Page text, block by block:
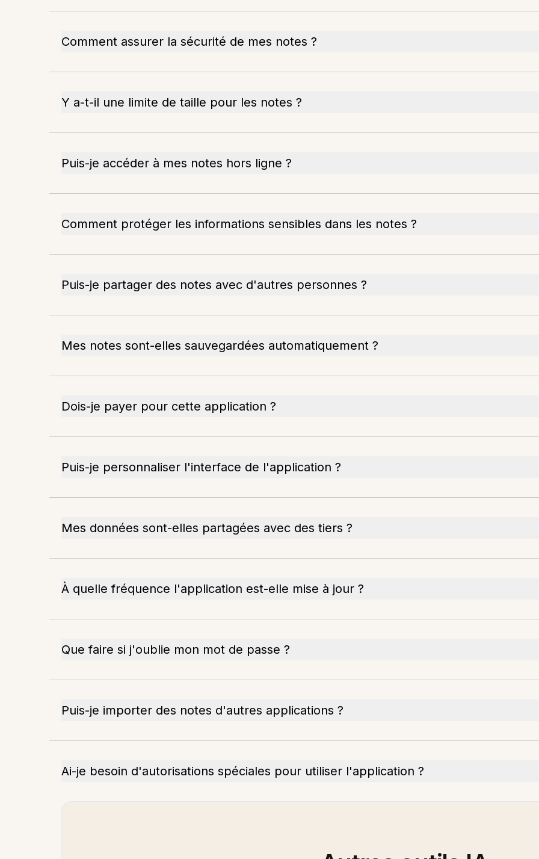
Comment assurer la sécurité de mes notes ?
Y a-t-il une limite de taille pour les notes ?
Puis-je accéder à mes notes hors ligne ?
Comment protéger les informations sensibles dans les notes ?
Puis-je partager des notes avec d'autres personnes ?
Mes notes sont-elles sauvegardées automatiquement ?
Dois-je payer pour cette application ?
Puis-je personnaliser l'interface de l'application ?
Mes données sont-elles partagées avec des tiers ?
À quelle fréquence l'application est-elle mise à jour ?
Que faire si j'oublie mon mot de passe ?
Puis-je importer des notes d'autres applications ?
Ai-je besoin d'autorisations spéciales pour utiliser l'application ?